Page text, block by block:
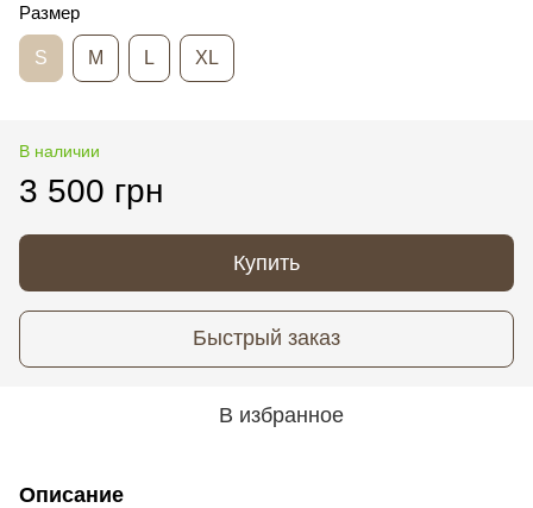
Размер
S M L XL
В наличии
3 500 грн
Купить
Быстрый заказ
В избранное
Описание